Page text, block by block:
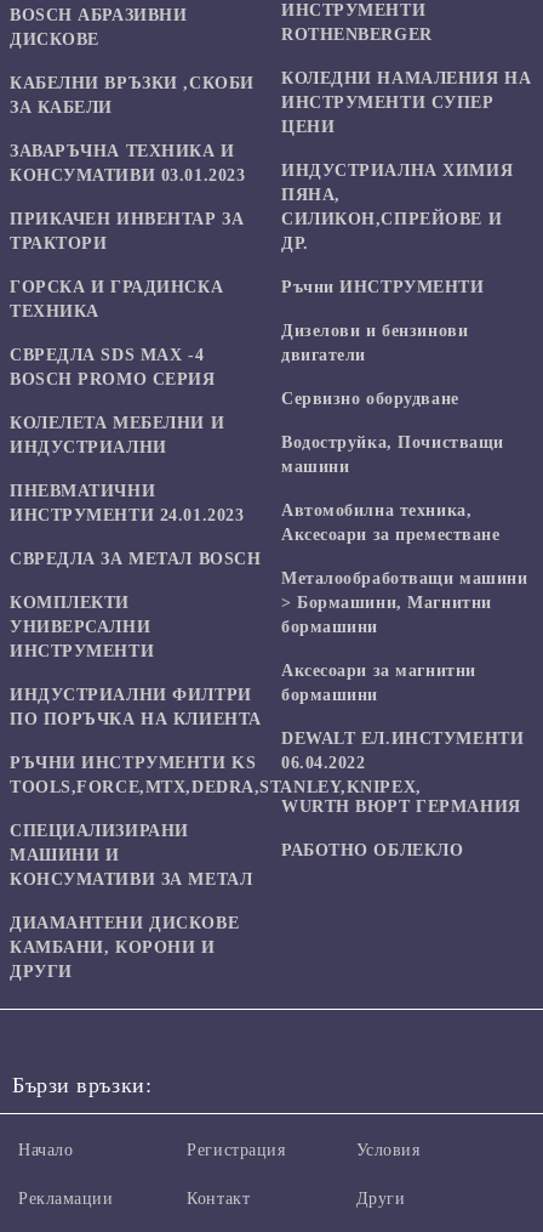
BOSCH АБРАЗИВНИ
ДИСКОВЕ
КАБЕЛНИ ВРЪЗКИ ,СКОБИ
ЗА КАБЕЛИ
ЗАВАРЪЧНА ТЕХНИКА И
КОНСУМАТИВИ 03.01.2023
ПРИКАЧЕН ИНВЕНТАР ЗА
ТРАКТОРИ
ГОРСКА И ГРАДИНСКА
ТЕХНИКА
СВРЕДЛА SDS MAX -4
BOSCH PROMO СЕРИЯ
КОЛЕЛЕТА МЕБЕЛНИ И
ИНДУСТРИАЛНИ
ПНЕВМАТИЧНИ
ИНСТРУМЕНТИ 24.01.2023
СВРЕДЛА ЗА МЕТАЛ BOSCH
КОМПЛЕКТИ
УНИВЕРСАЛНИ
ИНСТРУМЕНТИ
ИНДУСТРИАЛНИ ФИЛТРИ
ПО ПОРЪЧКА НА КЛИЕНТА
РЪЧНИ ИНСТРУМЕНТИ KS
TOOLS,FORCE,MTX,DEDRA,STANLEY,KNIPEX,
СПЕЦИАЛИЗИРАНИ
МАШИНИ И
КОНСУМАТИВИ ЗА МЕТАЛ
ДИАМАНТЕНИ ДИСКОВЕ
КАМБАНИ, КОРОНИ И
ДРУГИ
ИНСТРУМЕНТИ
ROTHENBERGER
КОЛЕДНИ НАМАЛЕНИЯ НА
ИНСТРУМЕНТИ СУПЕР
ЦЕНИ
ИНДУСТРИАЛНА ХИМИЯ
ПЯНА,
СИЛИКОН,СПРЕЙОВЕ И
ДР.
Ръчни ИНСТРУМЕНТИ
Дизелови и бензинови
двигатели
Сервизно оборудване
Водоструйка, Почистващи
машини
Автомобилна техника,
Аксесоари за преместване
Mеталообработващи машини
> Бормашини, Магнитни
бормашини
Аксесоари за магнитни
бормашини
DEWALT ЕЛ.ИНСТУМЕНТИ
06.04.2022
WURTH ВЮРТ ГЕРМАНИЯ
РАБОТНО ОБЛЕКЛО
Бързи връзки:
Начало
Рекламации
Регистрация
Контакт
Условия
Други